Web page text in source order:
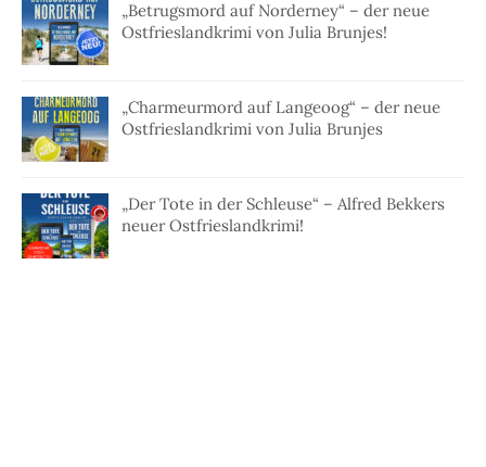
„Betrugsmord auf Norderney“ – der neue
Ostfrieslandkrimi von Julia Brunjes!
„Charmeurmord auf Langeoog“ – der neue
Ostfrieslandkrimi von Julia Brunjes
„Der Tote in der Schleuse“ – Alfred Bekkers
neuer Ostfrieslandkrimi!